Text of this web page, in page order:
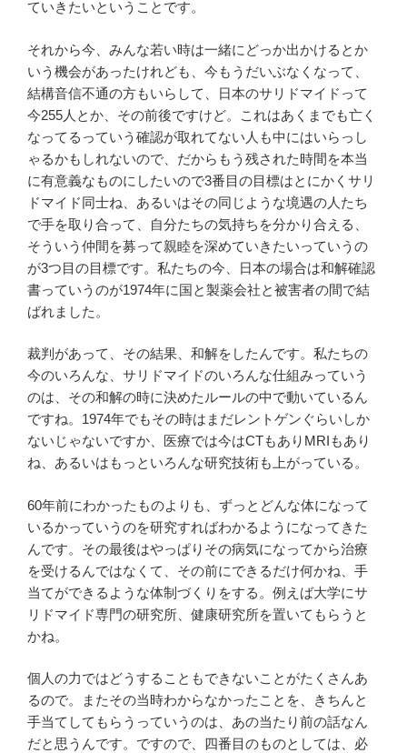
ていきたいということです。
それから今、みんな若い時は一緒にどっか出かけるとか
いう機会があったけれども、今もうだいぶなくなって、
結構音信不通の方もいらして、日本のサリドマイドって
今255人とか、その前後ですけど。これはあくまでも亡く
なってるっていう確認が取れてない人も中にはいらっし
ゃるかもしれないので、だからもう残された時間を本当
に有意義なものにしたいので3番目の目標はとにかくサリ
ドマイド同士ね、あるいはその同じような境遇の人たち
で手を取り合って、自分たちの気持ちを分かり合える、
そういう仲間を募って親睦を深めていきたいっていうの
が3つ目の目標です。私たちの今、日本の場合は和解確認
書っていうのが1974年に国と製薬会社と被害者の間で結
ばれました。
裁判があって、その結果、和解をしたんです。私たちの
今のいろんな、サリドマイドのいろんな仕組みっていう
のは、その和解の時に決めたルールの中で動いているん
ですね。1974年でもその時はまだレントゲンぐらいしか
ないじゃないですか、医療では今はCTもありMRIもあり
ね、あるいはもっといろんな研究技術も上がっている。
60年前にわかったものよりも、ずっとどんな体になって
いるかっていうのを研究すればわかるようになってきた
んです。その最後はやっぱりその病気になってから治療
を受けるんではなくて、その前にできるだけ何かね、手
当てができるような体制づくりをする。例えば大学にサ
リドマイド専門の研究所、健康研究所を置いてもらうと
かね。
個人の力ではどうすることもできないことがたくさんあ
るので。またその当時わからなかったことを、きちんと
手当てしてもらうっていうのは、あの当たり前の話なん
だと思うんです。ですので、四番目のものとしては、必